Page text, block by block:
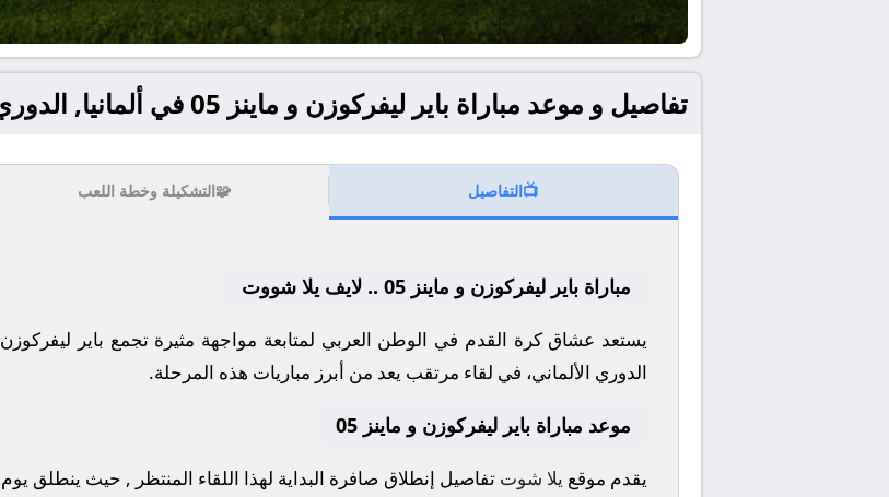
تفاصيل و موعد مباراة باير ليفركوزن و ماينز 05 في ألمانيا, الدوري الألماني يلا شوت – yallashoot
📺التفاصيل 🧩التشكيلة وخطة اللعب
مباراة باير ليفركوزن و ماينز 05 .. لايف يلا شووت
يستعد عشاق كرة القدم في الوطن العربي لمتابعة مواجهة مثيرة تجمع باير ليفركوزن
الدوري الألماني، في لقاء مرتقب يعد من أبرز مباريات هذه المرحلة.
موعد مباراة باير ليفركوزن و ماينز 05
يقدم موقع يلا شوت تفاصيل إنطلاق صافرة البداية لهذا اللقاء المنتظر , حيث ينطلق يوم